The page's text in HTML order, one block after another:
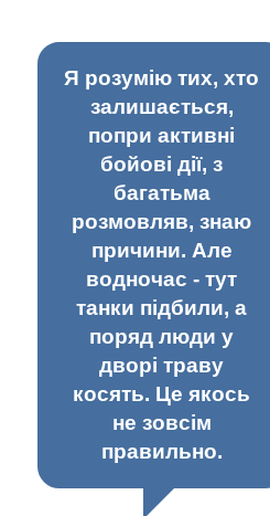
Я розумію тих, хто
залишається,
попри активні
бойові дії, з
багатьма
розмовляв, знаю
причини. Але
водночас - тут
танки підбили, а
поряд люди у
дворі траву
косять. Це якось
не зовсім
правильно.